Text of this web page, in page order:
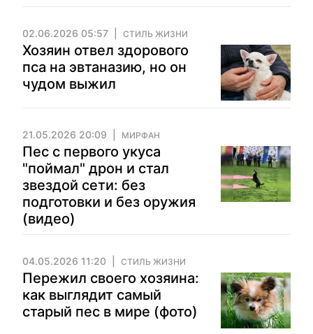
02.06.2026 05:57 СТИЛЬ ЖИЗНИ
Хозяин отвел здорового
пса на эвтаназию, но он
чудом выжил
21.05.2026 20:09 МИРФАН
Пес с первого укуса
"поймал" дрон и стал
звездой сети: без
подготовки и без оружия
(видео)
04.05.2026 11:20 СТИЛЬ ЖИЗНИ
Пережил своего хозяина:
как выглядит самый
старый пес в мире (фото)